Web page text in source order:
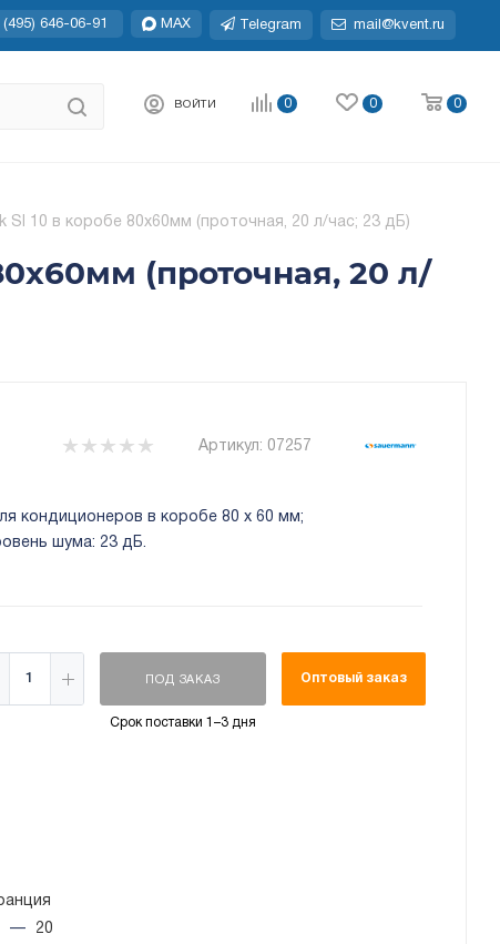
(495) 646-06-91 MAX Telegram mail@kvent.ru
ВОЙТИ 0 0 0
SI 10 в коробе 80x60мм (проточная, 20 л/час; 23 дБ)
(проточная, 20 л/
Артикул: 07257
кондиционеров в коробе 80 x 60 мм;
шума: 23 дБ.
ПОД ЗАКАЗ
Срок поставки 1–3 дня
Оптовый заказ
—
20